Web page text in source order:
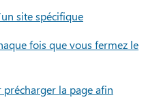
site spécifique
fois que vous fermez le
la page afin